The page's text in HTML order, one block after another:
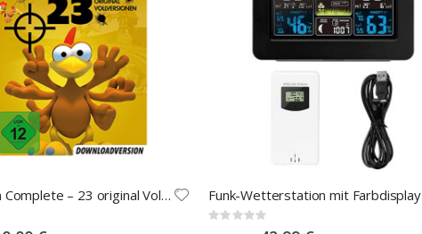
Moorhuhn Complete – 23 original Vollversionen Funk-Wetterstation mit Farbdisplay
Rating:
0%